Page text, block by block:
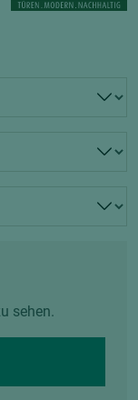
sehen.